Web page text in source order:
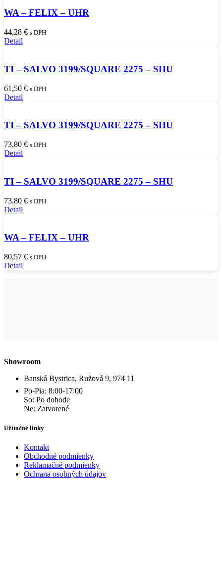
WA – FELIX – UHR
44,28 € s DPH
Detail
TI – SALVO 3199/SQUARE 2275 – SHU
61,50 € s DPH
Detail
TI – SALVO 3199/SQUARE 2275 – SHU
73,80 € s DPH
Detail
TI – SALVO 3199/SQUARE 2275 – SHU
73,80 € s DPH
Detail
WA – FELIX – UHR
80,57 € s DPH
Detail
Showroom
Banská Bystrica, Ružová 9, 974 11
Po-Pia: 8:00-17:00
So: Po dohode
Ne: Zatvorené
Užitočné linky
Kontakt
Obchodné podmienky
Reklamačné podmienky
Ochrana osobných údajov